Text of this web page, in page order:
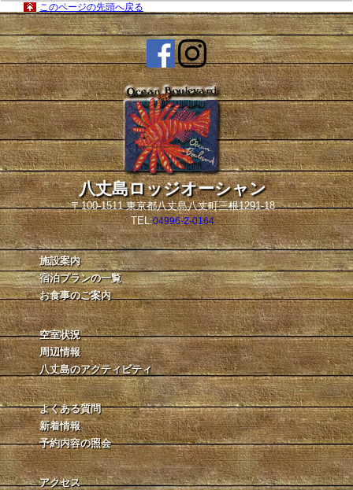
このページの先頭へ戻る
八丈島ロッジオーシャン
〒100-1511 東京都八丈島八丈町三根1291-18
TEL:04996-2-0164
施設案内
宿泊プランの一覧
お食事のご案内
空室状況
周辺情報
八丈島のアクティビティ
よくある質問
新着情報
予約内容の照会
アクセス